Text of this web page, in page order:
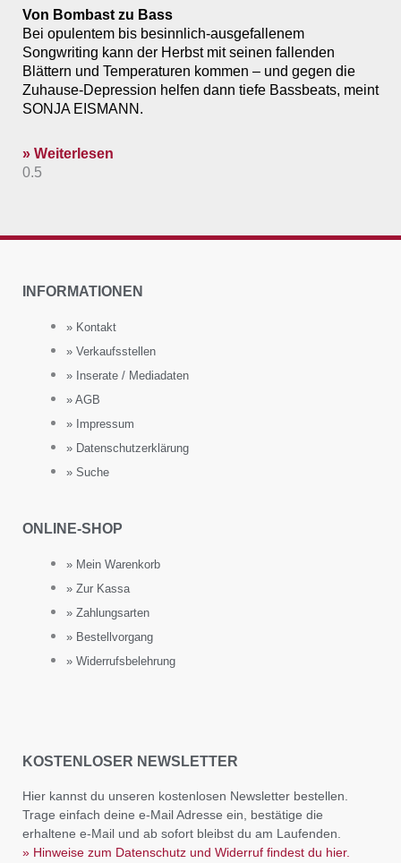
Von Bombast zu Bass
Bei opulentem bis besinnlich-ausgefallenem
Songwriting kann der Herbst mit seinen fallenden
Blättern und Temperaturen kommen – und gegen die
Zuhause-Depression helfen dann tiefe Bassbeats, meint
SONJA EISMANN.
» Weiterlesen
INFORMATIONEN
» Kontakt
» Verkaufsstellen
» Inserate / Mediadaten
» AGB
» Impressum
» Datenschutzerklärung
» Suche
ONLINE-SHOP
» Mein Warenkorb
» Zur Kassa
» Zahlungsarten
» Bestellvorgang
» Widerrufsbelehrung
KOSTENLOSER NEWSLETTER
Hier kannst du unseren kostenlosen Newsletter bestellen.
Trage einfach deine e-Mail Adresse ein, bestätige die
erhaltene e-Mail und ab sofort bleibst du am Laufenden.
» Hinweise zum Datenschutz und Widerruf findest du hier.